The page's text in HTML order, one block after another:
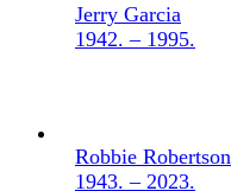
Jerry Garcia
1942. – 1995.
Robbie Robertson
1943. – 2023.